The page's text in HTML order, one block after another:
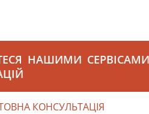
НАШИМИ
КОНСУЛЬТАЦІЯ